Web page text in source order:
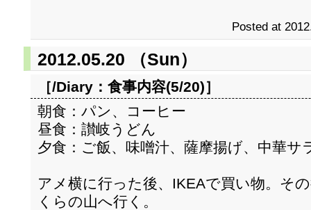
Posted at
2012.05.20 （Sun）
［/Diary： 食事内容(5/20)］
朝食：パン、コーヒー
昼食：讃岐うどん
夕食：ご飯、味噌汁、薩摩揚げ、中華サ
アメ横に行った後、IKEAで買い物。そ
くらの山へ行く。